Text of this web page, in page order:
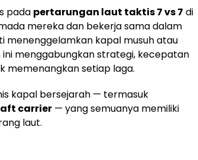
pada pertarungan laut taktis 7 vs 7 di
mereka dan bekerja sama dalam
kapal musuh atau
menggabungkan strategi, kecepatan
memenangkan setiap laga.
kapal bersejarah — termasuk
carrier — yang semuanya memiliki
laut.